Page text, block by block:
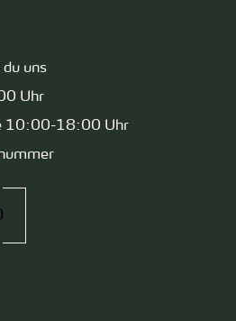
du uns
Uhr
10:00-18:00 Uhr